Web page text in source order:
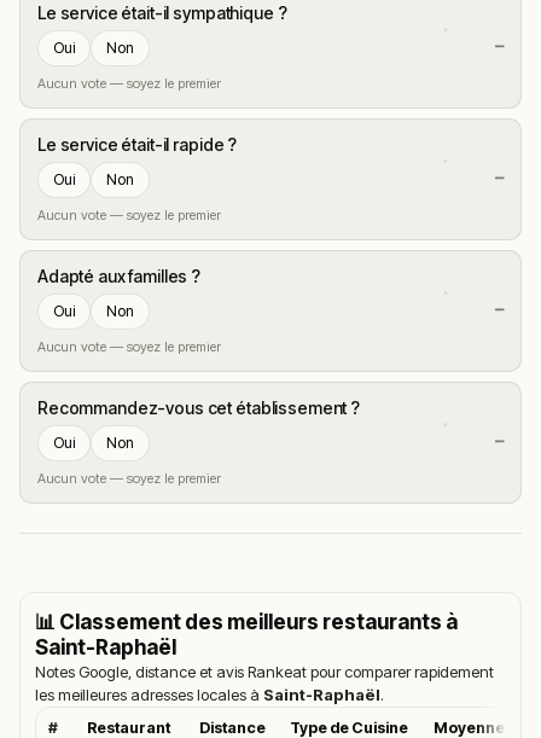
Le service était-il sympathique ?
Oui Non
Aucun vote — soyez le premier
—
Le service était-il rapide ?
Oui Non
Aucun vote — soyez le premier
—
Adapté aux familles ?
Oui Non
Aucun vote — soyez le premier
—
Recommandez-vous cet établissement ?
Oui Non
Aucun vote — soyez le premier
—
📊 Classement des meilleurs restaurants à
Saint-Raphaël
Notes Google, distance et avis Rankeat pour comparer rapidement
les meilleures adresses locales à Saint-Raphaël.
# Restaurant Distance Type de Cuisine Moyenne